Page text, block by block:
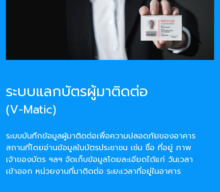
ระบบแลกบัตรผู้มาติดต่อ
(V-Matic)
ระบบบันทึกข้อมูลผู้มาติดต่อเพื่อความปลอดภัยของอาคาร
สถานที่โดยอ่านข้อมูลในบัตรประชาชน เช่น ชื่อ ที่อยู่ ภาพ
เจ้าของบัตร ฯลฯ จัดเก็บข้อมูลโดยละเอียดได้แก่ วันเวลา
เข้าออก หน่วยงานที่มาติดต่อ ระยะเวลาที่อยู่ในอาคาร